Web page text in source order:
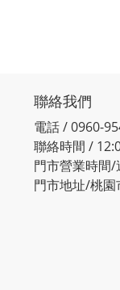
聯絡我們
電話 / 0960-
聯絡時間 /
門市營業時間
門市地址/桃